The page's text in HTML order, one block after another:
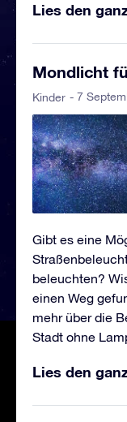
Lies den
Mondlicht
Kinder - 7
Gibt es eine
beleuchten?
einen Weg
mehr über die
Stadt ohne
Lies den